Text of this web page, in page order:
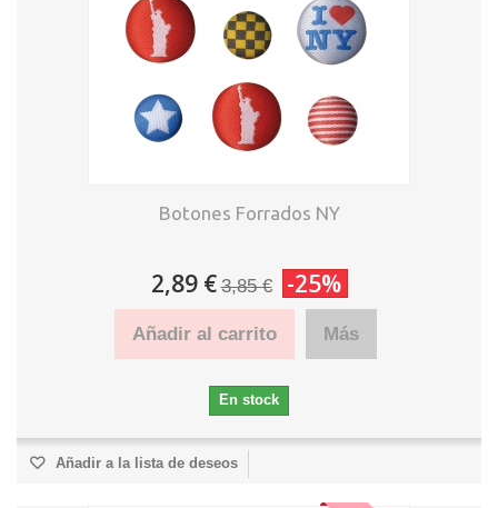
Botones Forrados NY
2,89 € 3,85 € -25%
Añadir al carrito Más
En stock
Añadir a la lista de deseos